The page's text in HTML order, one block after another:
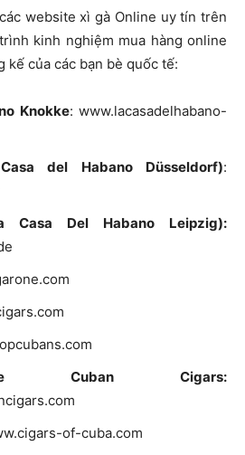
website xì gà Online uy tín trên
kinh nghiệm mua hàng online
kế của các bạn bè quốc tế:
Knokke: www.lacasadelhabano-
del Habano Düsseldorf):
Casa Del Habano Leipzig):
Cuban Cigars:
of-cuba.com